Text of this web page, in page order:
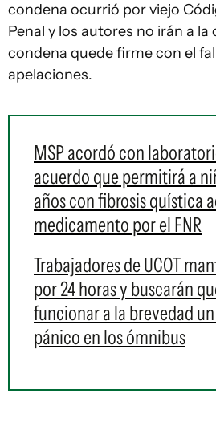
condena ocurrió por viejo
Penal y los autores no irán a la
condena quede firme con el
apelaciones.
MSP acordó con
acuerdo que permitirá a
años con fibrosis quística
medicamento por el FNR
Trabajadores de UCOT
por 24 horas y buscarán
funcionar a la brevedad
pánico en los ómnibus